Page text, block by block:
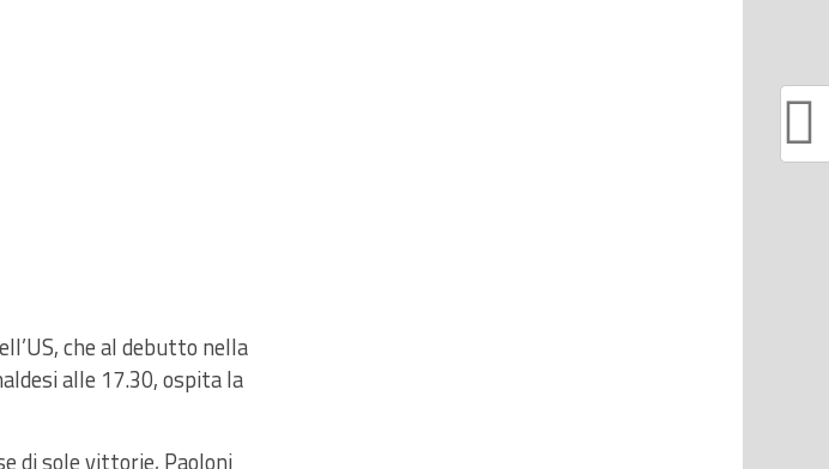
che al debutto nella
alle 17.30, ospita la
di sole vittorie, Paoloni